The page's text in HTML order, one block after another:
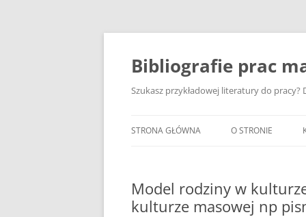
Przejdź
treści
Bibliografie prac
Szukasz przykładowej literatury do pracy?
STRONA GŁÓWNA O STRONIE
Model rodziny w
kulturze masowej np